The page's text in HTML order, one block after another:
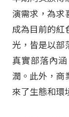
演需求，為求
成為目前的紅
光，皆是以部
真實部落內
潤。此外，商
來了生態和環